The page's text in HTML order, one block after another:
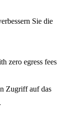
Sie die
zero egress fees
Zugriff auf das